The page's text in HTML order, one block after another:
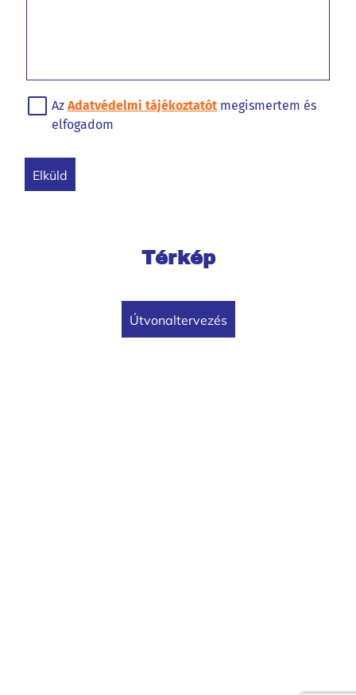
Az Adatvédelmi tájékoztatót megismertem és
elfogadom
elküld
Térkép
útvonaltervezés